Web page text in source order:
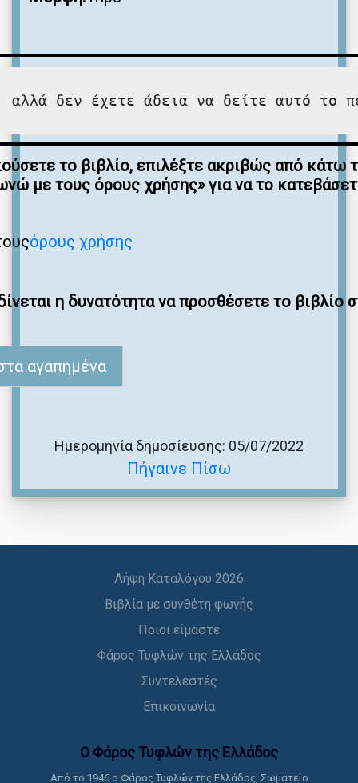
αλλά δεν έχετε άδεια να δείτε αυτό το
το βιβλίο, επιλέξτε ακριβώς από κάτω
με τους όρους χρήσης» για να το
όρους χρήσης
η δυνατότητα να προσθέσετε το βιβλίο
αγαπημένα
Πήγαινε Πίσω
Ημερομηνία δημοσίευσης: 05/07/2022
Λήψη Καταλόγου 2026
Βιβλία με συνθέτη φωνής
Ποιοι είμαστε
Φάρος Τυφλών της Ελλάδος
Συντελεστές
Επικοινωνία
Ο Φάρος Τυφλών της Ελλάδoς
Από το 1946 ο Φάρος Τυφλών της Ελλάδος, Σωματείο